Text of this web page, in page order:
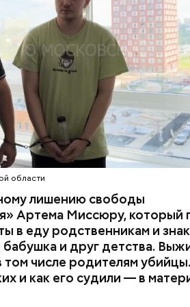
области
лишению свободы
Артема Миссюру, который
в еду родственникам и
бабушка и друг детства.
числе родителям
и как его судили — в
же самое вещество нашли в